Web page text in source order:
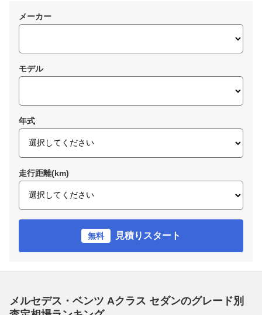
メーカー
モデル
年式
走行距離(km)
無料 見積りスタート
メルセデス・ベンツ Aクラス セダンのグレード別